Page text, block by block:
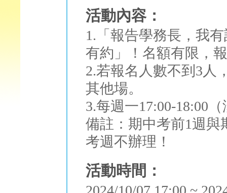
活動內容：
1.「報告學務長，我
有約」！名額有限，
2.若報名人數不到3人
其他場。
3.每週一17:00-18:00
備註：期中考前1週與
考週不辦理！
活動時間：